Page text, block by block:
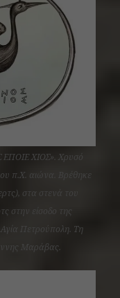
ΧΙΟΣ». Χρυσό
π.Χ. αιώνα. Βρέθηκε
στα στενά του
στην είσοδο της
Αγία Πετρούπολη. Τη
Μαράβας.